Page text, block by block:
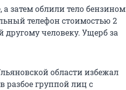
затем облили тело бензином
телефон стоимостью 2
человеку. Ущерб за
области избежал
разбое группой лиц с